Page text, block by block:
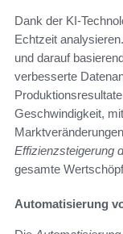
Dank der KI-
Echtzeit
und darauf
verbesserte
Geschwindigkeit,
Effizienzsteigerung
gesamte
Automatisierung